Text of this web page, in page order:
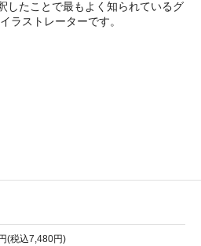
したことで最もよく知られているグ
ラストレーターです。
(税込7,480円)